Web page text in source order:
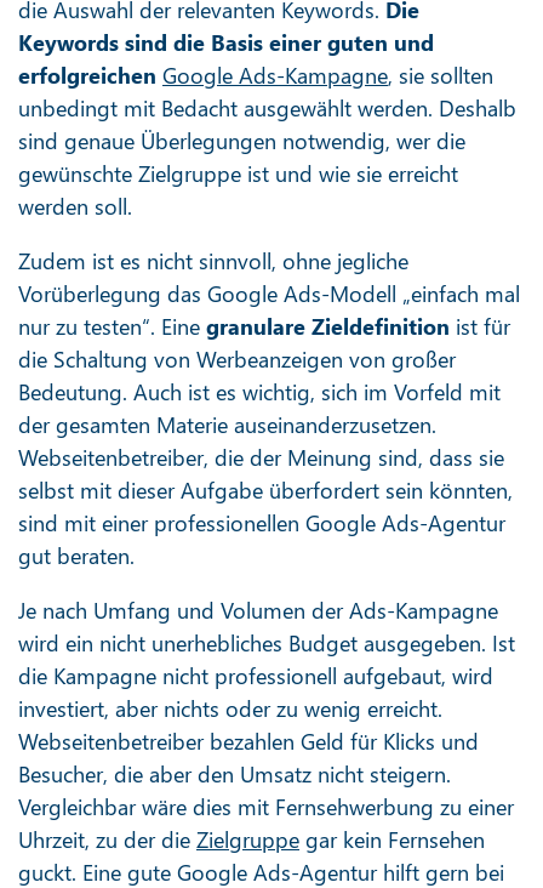
die Auswahl der relevanten Keywords. Die
Keywords sind die Basis einer guten und
erfolgreichen Google Ads-Kampagne, sie sollten
unbedingt mit Bedacht ausgewählt werden. Deshalb
sind genaue Überlegungen notwendig, wer die
gewünschte Zielgruppe ist und wie sie erreicht
werden soll.
Zudem ist es nicht sinnvoll, ohne jegliche
Vorüberlegung das Google Ads-Modell „einfach mal
nur zu testen“. Eine granulare Zieldefinition ist für
die Schaltung von Werbeanzeigen von großer
Bedeutung. Auch ist es wichtig, sich im Vorfeld mit
der gesamten Materie auseinanderzusetzen.
Webseitenbetreiber, die der Meinung sind, dass sie
selbst mit dieser Aufgabe überfordert sein könnten,
sind mit einer professionellen Google Ads-Agentur
gut beraten.
Je nach Umfang und Volumen der Ads-Kampagne
wird ein nicht unerhebliches Budget ausgegeben. Ist
die Kampagne nicht professionell aufgebaut, wird
investiert, aber nichts oder zu wenig erreicht.
Webseitenbetreiber bezahlen Geld für Klicks und
Besucher, die aber den Umsatz nicht steigern.
Vergleichbar wäre dies mit Fernsehwerbung zu einer
Uhrzeit, zu der die Zielgruppe gar kein Fernsehen
guckt. Eine gute Google Ads-Agentur hilft gern bei